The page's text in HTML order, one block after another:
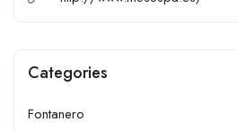
Categories
Fontanero